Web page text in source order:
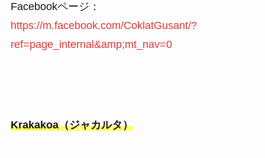
Facebookページ：
https://m.facebook.com/CoklatGusant/?
ref=page_internal&amp;mt_nav=0
Krakakoa（ジャカルタ）